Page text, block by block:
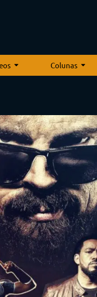
Colunas